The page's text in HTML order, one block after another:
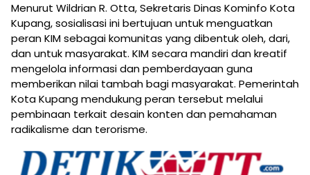
Menurut Wildrian R. Otta, Sekretaris Dinas Kominfo Kota
Kupang, sosialisasi ini bertujuan untuk menguatkan
peran KIM sebagai komunitas yang dibentuk oleh, dari,
dan untuk masyarakat. KIM secara mandiri dan kreatif
mengelola informasi dan pemberdayaan guna
memberikan nilai tambah bagi masyarakat. Pemerintah
Kota Kupang mendukung peran tersebut melalui
pembinaan terkait desain konten dan pemahaman
radikalisme dan terorisme.